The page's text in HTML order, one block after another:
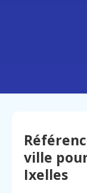
ville
Ixelles